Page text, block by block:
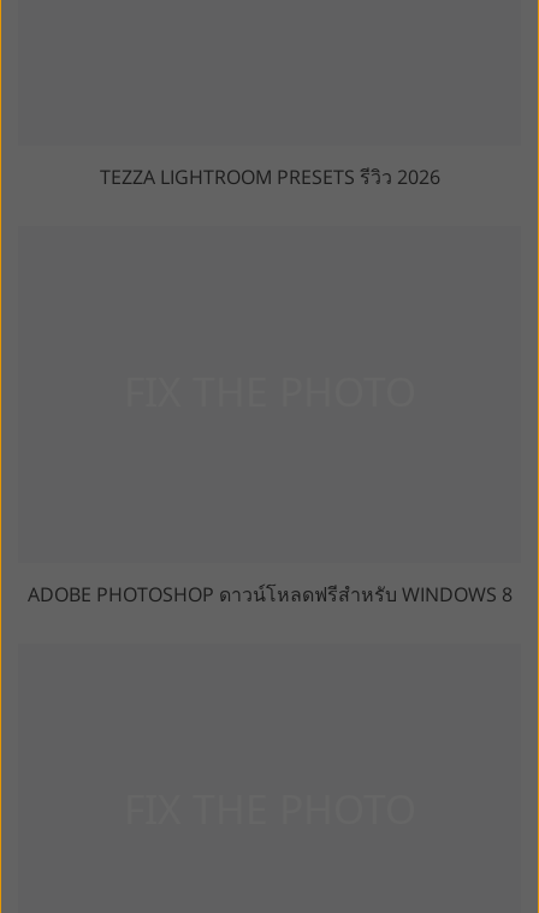
TEZZA LIGHTROOM PRESETS รีวิว 2026
ADOBE PHOTOSHOP ดาวน์โหลดฟรีสำหรับ WINDOWS 8